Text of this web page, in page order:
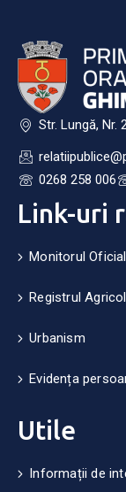
Str. Lungă, Nr.
0268 258 006
Link-uri
Monitorul
Registrul Agricol
Urbanism
Evidența
Utile
Informații de